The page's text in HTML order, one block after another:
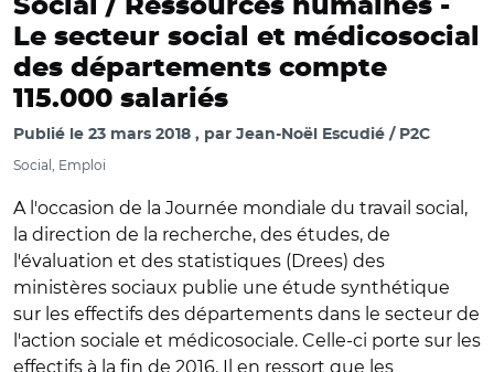
Social / Ressources humaines -
Le secteur social et médicosocial
des départements compte
115.000 salariés
Publié le 23 mars 2018 par Jean-Noël Escudié / P2C
Social, Emploi
A l'occasion de la Journée mondiale du travail social,
la direction de la recherche, des études, de
l'évaluation et des statistiques (Drees) des
ministères sociaux publie une étude synthétique
sur les effectifs des départements dans le secteur de
l'action sociale et médicosociale. Celle-ci porte sur les
effectifs à la fin de 2016. Il en ressort que les